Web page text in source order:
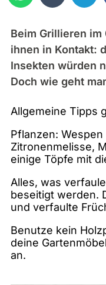
Beim Grillieren im
ihnen in Kontakt:
Insekten würden
Doch wie geht
Allgemeine Tipps
Pflanzen:
Zitronenmelisse,
einige Töpfe mit
Alles, was
beseitigt werden.
und verfaulte
Benutze kein
deine
an.